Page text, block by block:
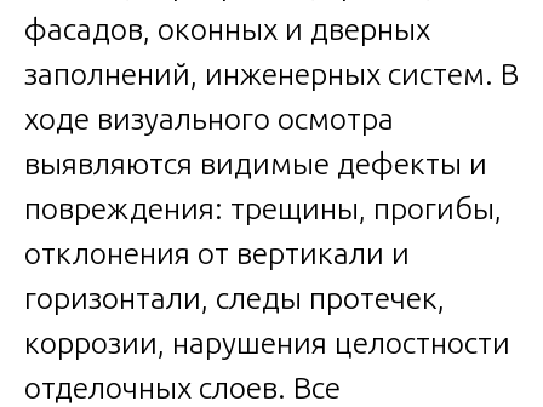
фасадов, оконных и дверных
заполнений, инженерных систем. В
ходе визуального осмотра
выявляются видимые дефекты и
повреждения: трещины, прогибы,
отклонения от вертикали и
горизонтали, следы протечек,
коррозии, нарушения целостности
отделочных слоев. Все